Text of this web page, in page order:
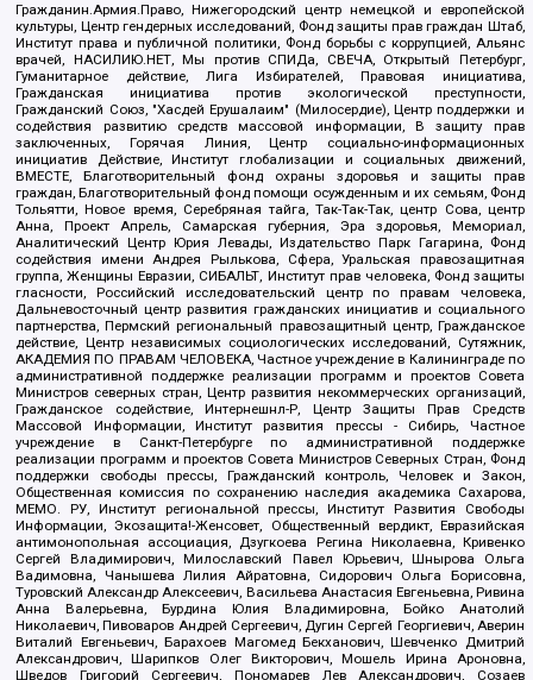
Гражданин.Армия.Право, Нижегородский центр немецкой и европейской
культуры, Центр гендерных исследований, Фонд защиты прав граждан Штаб,
Институт права и публичной политики, Фонд борьбы с коррупцией, Альянс
врачей, НАСИЛИЮ.НЕТ, Мы против СПИДа, СВЕЧА, Открытый Петербург,
Гуманитарное действие, Лига Избирателей, Правовая инициатива,
Гражданская инициатива против экологической преступности,
Гражданский Союз, "Хасдей Ерушалаим" (Милосердие), Центр поддержки и
содействия развитию средств массовой информации, В защиту прав
заключенных, Горячая Линия, Центр социально-информационных
инициатив Действие, Институт глобализации и социальных движений,
ВМЕСТЕ, Благотворительный фонд охраны здоровья и защиты прав
граждан, Благотворительный фонд помощи осужденным и их семьям, Фонд
Тольятти, Новое время, Серебряная тайга, Так-Так-Так, центр Сова, центр
Анна, Проект Апрель, Самарская губерния, Эра здоровья, Мемориал,
Аналитический Центр Юрия Левады, Издательство Парк Гагарина, Фонд
содействия имени Андрея Рылькова, Сфера, Уральская правозащитная
группа, Женщины Евразии, СИБАЛЬТ, Институт прав человека, Фонд защиты
гласности, Российский исследовательский центр по правам человека,
Дальневосточный центр развития гражданских инициатив и социального
партнерства, Пермский региональный правозащитный центр, Гражданское
действие, Центр независимых социологических исследований, Сутяжник,
АКАДЕМИЯ ПО ПРАВАМ ЧЕЛОВЕКА, Частное учреждение в Калининграде по
административной поддержке реализации программ и проектов Совета
Министров северных стран, Центр развития некоммерческих организаций,
Гражданское содействие, Интернешнл-Р, Центр Защиты Прав Средств
Массовой Информации, Институт развития прессы - Сибирь, Частное
учреждение в Санкт-Петербурге по административной поддержке
реализации программ и проектов Совета Министров Северных Стран, Фонд
поддержки свободы прессы, Гражданский контроль, Человек и Закон,
Общественная комиссия по сохранению наследия академика Сахарова,
МЕМО. РУ, Институт региональной прессы, Институт Развития Свободы
Информации, Экозащита!-Женсовет, Общественный вердикт, Евразийская
антимонопольная ассоциация, Дзугкоева Регина Николаевна, Кривенко
Сергей Владимирович, Милославский Павел Юрьевич, Шнырова Ольга
Вадимовна, Чанышева Лилия Айратовна, Сидорович Ольга Борисовна,
Туровский Александр Алексеевич, Васильева Анастасия Евгеньевна, Ривина
Анна Валерьевна, Бурдина Юлия Владимировна, Бойко Анатолий
Николаевич, Пивоваров Андрей Сергеевич, Дугин Сергей Георгиевич, Аверин
Виталий Евгеньевич, Барахоев Магомед Бекханович, Шевченко Дмитрий
Александрович, Шарипков Олег Викторович, Мошель Ирина Ароновна,
Шведов Григорий Сергеевич, Пономарев Лев Александрович, Созаев